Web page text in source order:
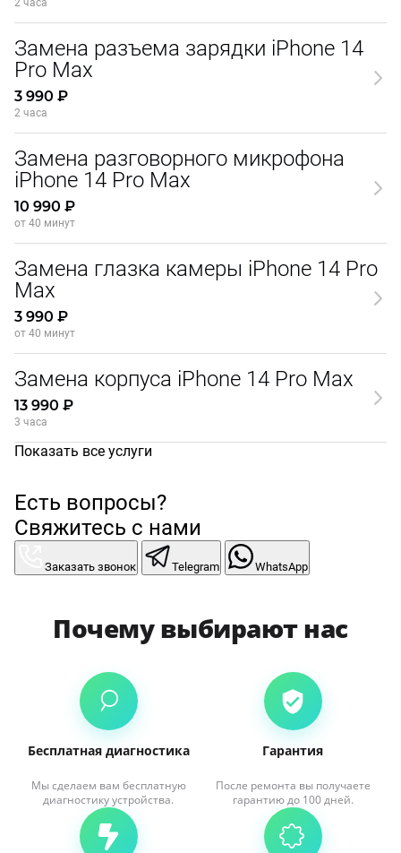
2 часа
Замена разъема зарядки iPhone 14
Pro Max
3 990 ₽
2 часа
Замена разговорного микрофона
iPhone 14 Pro Max
10 990 ₽
от 40 минут
Замена глазка камеры iPhone 14 Pro
Max
3 990 ₽
от 40 минут
Замена корпуса iPhone 14 Pro Max
13 990 ₽
3 часа
Показать все услуги
Есть вопросы?
Свяжитесь с нами
Заказать звонок Telegram WhatsApp
Почему выбирают нас
Бесплатная диагностика
Мы сделаем вам бесплатную
диагностику устройства.
Гарантия
После ремонта вы получаете
гарантию до 100 дней.